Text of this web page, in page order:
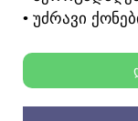
• ᲣᲫᲠᲐᲕᲘ